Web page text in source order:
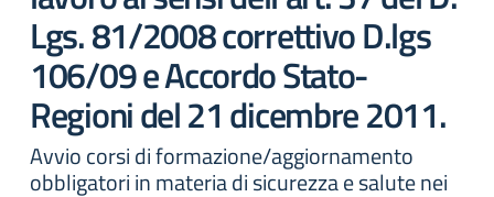
Lgs. 81/2008 correttivo D.lgs
106/09 e Accordo Stato-
Regioni del 21 dicembre 2011.
Avvio corsi di formazione/aggiornamento
obbligatori in materia di sicurezza e salute nei